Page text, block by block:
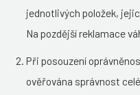
jednotlivých položek,
Na pozdější reklamace
Při posouzení
ověřována správnost